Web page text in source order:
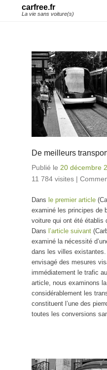
carfree.fr
La vie sans voiture(s)
De meilleurs
Publié le 20 décembre
11 784 visites |
Dans le premier article
examiné les principes de
voiture qui ont été établis
Dans l’article suivant
examiné la nécessité
dans les villes
envisagé des mesures
immédiatement le trafic
article, nous examinons
considérablement les
constituent l’une des
toutes les conversions